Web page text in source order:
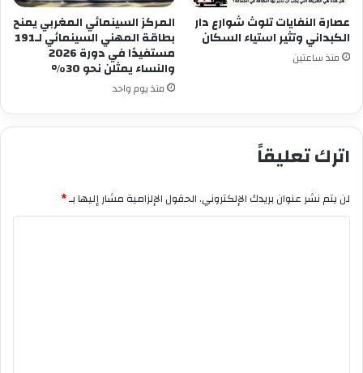
عصارة النفايات تلوث شوارع دار
الكبداني وتثير استياء السكان
منذ ساعتين
المركز السينمائي المغربي يمنح
بطاقة المهني السينمائي لـ191
مستفيدًا في دورة 2026
والنساء يمثلن نحو 30%
منذ يوم واحد
اترك تعليقاً
لن يتم نشر عنوان بريدك الإلكتروني.الحقول الإلزامية مشار إليها بـ*